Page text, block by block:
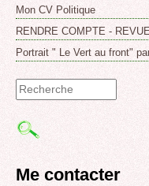
Mon CV Politique
RENDRE COMPTE -
Portrait " Le Vert au front"
Formulaire
de
recherche
Me contacter